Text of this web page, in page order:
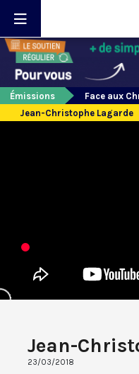
Émissions
Face aux
Jean-Christophe Lagarde
Jean-
23/03/2018